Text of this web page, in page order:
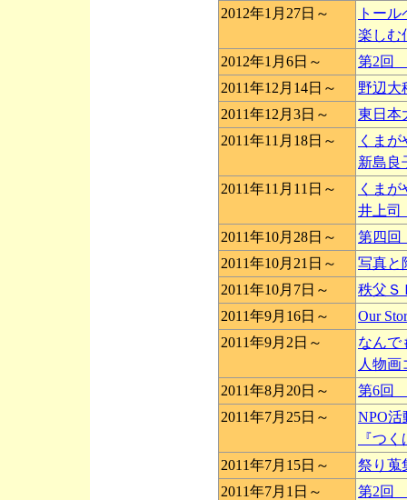
2012年1月27日～
トー
楽しむ
2012年1月6日～
第2回
2011年12月14日～
野辺
2011年12月3日～
東日本
2011年11月18日～
くま
新島
2011年11月11日～
くま
井上
2011年10月28日～
第四
2011年10月21日～
写真と
2011年10月7日～
秩父Ｓ
2011年9月16日～
Our
2011年9月2日～
なん
人物
2011年8月20日～
第6回
2011年7月25日～
NPO活
『つ
2011年7月15日～
祭り蒐
2011年7月1日～
第2回